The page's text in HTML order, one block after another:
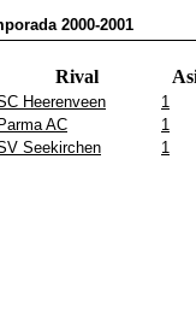
2000-2001
Rival
Heerenveen 1
Parma AC 1
Seekirchen 1